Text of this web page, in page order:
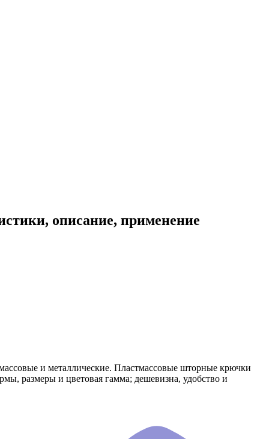
описание, применение
и металлические. Пластмассовые шторные крючки
размеры и цветовая гамма; дешевизна, удобство и